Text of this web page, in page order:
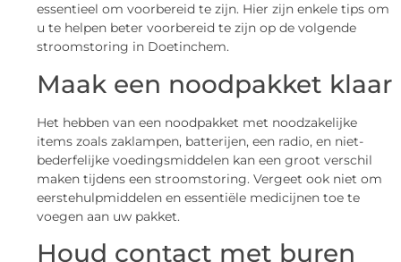
essentieel om voorbereid te zijn. Hier zijn enkele tips om
u te helpen beter voorbereid te zijn op de volgende
stroomstoring in Doetinchem.
Maak een noodpakket klaar
Het hebben van een noodpakket met noodzakelijke
items zoals zaklampen, batterijen, een radio, en niet-
bederfelijke voedingsmiddelen kan een groot verschil
maken tijdens een stroomstoring. Vergeet ook niet om
eerstehulpmiddelen en essentiële medicijnen toe te
voegen aan uw pakket.
Houd contact met buren